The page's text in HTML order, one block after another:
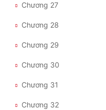
Xuyên Không
Xuyên Nhanh
Xuyên Sách
Chương 27
Chương 28
Chương 29
Chương 30
Chương 31
Chương 32